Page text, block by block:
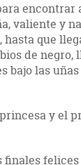
encontrar
valiente y
que
de negro,
bajo las
y el
finales